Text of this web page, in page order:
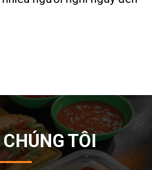
nhưng cũng là thời điểm
TÔI